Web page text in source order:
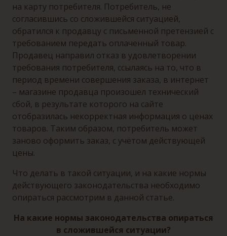
на карту потребителя. Потребитель, не
согласившись со сложившейся ситуацией,
обратился к продавцу с письменной претензией с
требованием передать оплаченный товар.
Продавец направил отказ в удовлетворении
требования потребителя, ссылаясь на то, что в
период времени совершения заказа, в интернет
– магазине продавца произошел технический
сбой, в результате которого на сайте
отобразилась некорректная информация о ценах
товаров. Таким образом, потребитель может
заново оформить заказ, с учётом действующей
цены.
Что делать в такой ситуации, и на какие нормы
действующего законодательства необходимо
опираться рассмотрим в данной статье.
На какие нормы законодательства опираться
в сложившейся ситуации?